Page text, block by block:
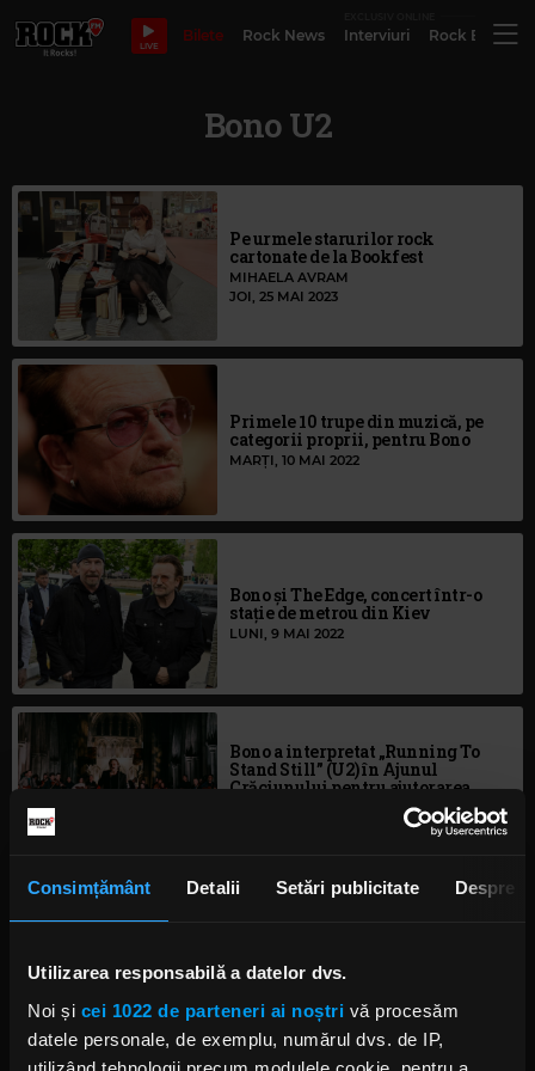
Consimțământ Detalii Setări publicitate Despre
Utilizarea responsabilă a datelor dvs.
Noi și cei 1022 de parteneri ai noștri vă procesăm
datele personale, de exemplu, numărul dvs. de IP,
LIVE
Bilete Rock News Interviuri Rock
Bono U2
Pe urmele starurilor rock
cartonate de la Bookfest
MIHAELA AVRAM
JOI, 25 MAI 2023
Primele 10 trupe din muzică, pe
categorii proprii, pentru Bono
MARȚI, 10 MAI 2022
Bono și The Edge, concert într-o
staţie de metrou din Kiev
LUNI, 9 MAI 2022
Bono a interpretat „Running To
Stand Still” (U2) în Ajunul
Crăciunului pentru ajutorarea
persoanelor fără adăpost
LUNI, 27 DECEMBRIE 2021
autoizolare